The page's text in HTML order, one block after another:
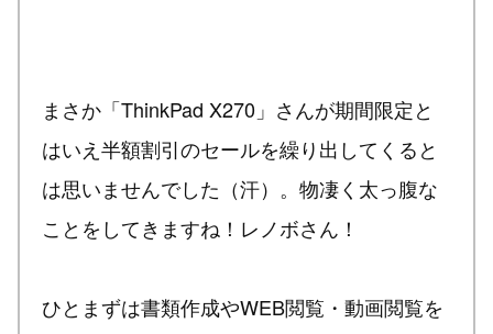
まさか「ThinkPad X270」さんが期間限定と
はいえ半額割引のセールを繰り出してくると
は思いませんでした（汗）。物凄く太っ腹な
ことをしてきますね！レノボさん！
ひとまずは書類作成やWEB閲覧・動画閲覧を